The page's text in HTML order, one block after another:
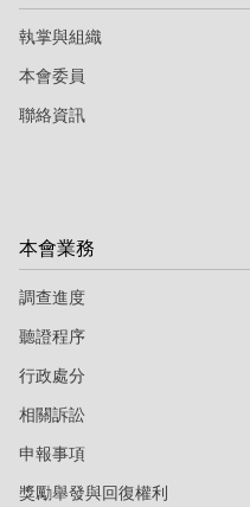
執掌與組織
本會委員
聯絡資訊
本會業務
調查進度
聽證程序
行政處分
相關訴訟
申報事項
獎勵舉發與回復權利